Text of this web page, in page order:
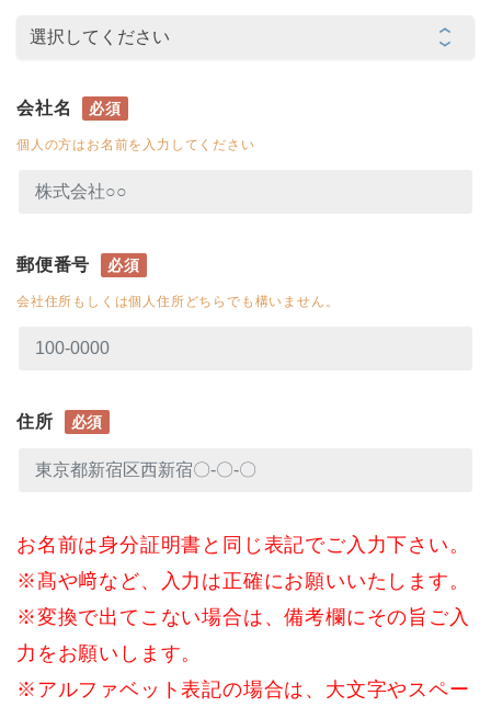
会社名 必須
個人の方はお名前を入力してください
郵便番号 必須
会社住所もしくは個人住所どちらでも構いません。
住所 必須
お名前は身分証明書と同じ表記でご入力下さい。
※髙や﨑など、入力は正確にお願いいたします。
※変換で出てこない場合は、備考欄にその旨ご入
力をお願いします。
※アルファベット表記の場合は、大文字やスペー